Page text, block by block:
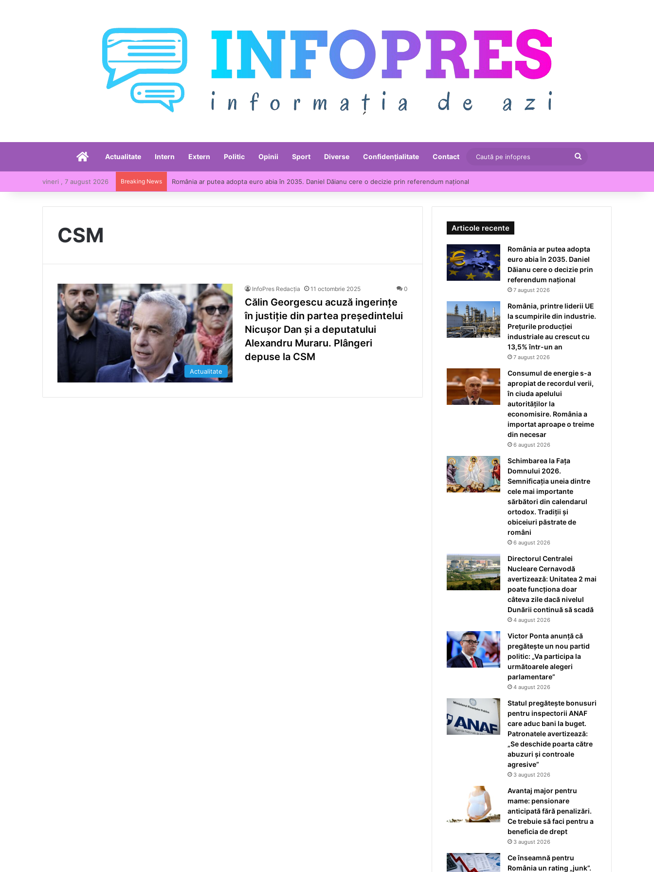
AcasăActualitate Intern Extern Politic Opinii Sport Diverse Confidențialitate Contact
Caută
pe
infopres
vineri , 7 august 2026 Breaking News România ar putea adopta euro abia în 2035. Daniel Dăianu cere o decizie prin referendum național
CSM
Actualitate
InfoPres Redacția 11 octombrie 2025 0
Călin Georgescu acuză ingerințe
în justiție din partea președintelui
Nicușor Dan și a deputatului
Alexandru Muraru. Plângeri
depuse la CSM
Articole recente
România ar putea adopta
euro abia în 2035. Daniel
Dăianu cere o decizie prin
referendum național
7 august 2026
România, printre liderii UE
la scumpirile din industrie.
Prețurile producției
industriale au crescut cu
13,5% într-un an
7 august 2026
Consumul de energie s-a
apropiat de recordul verii,
în ciuda apelului
autorităților la
economisire. România a
importat aproape o treime
din necesar
6 august 2026
Schimbarea la Fața
Domnului 2026.
Semnificația uneia dintre
cele mai importante
sărbători din calendarul
ortodox. Tradiții și
obiceiuri păstrate de
români
6 august 2026
Directorul Centralei
Nucleare Cernavodă
avertizează: Unitatea 2 mai
poate funcționa doar
câteva zile dacă nivelul
Dunării continuă să scadă
4 august 2026
Victor Ponta anunță că
pregătește un nou partid
politic: „Va participa la
următoarele alegeri
parlamentare”
4 august 2026
Statul pregătește bonusuri
pentru inspectorii ANAF
care aduc bani la buget.
Patronatele avertizează:
„Se deschide poarta către
abuzuri și controale
agresive”
3 august 2026
Avantaj major pentru
mame: pensionare
anticipată fără penalizări.
Ce trebuie să faci pentru a
beneficia de drept
3 august 2026
Ce înseamnă pentru
România un rating „junk”.